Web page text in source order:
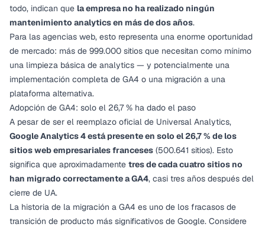
todo, indican que la empresa no ha realizado ningún
mantenimiento analytics en más de dos años.
Para las agencias web, esto representa una enorme oportunidad
de mercado: más de 999.000 sitios que necesitan como mínimo
una limpieza básica de analytics — y potencialmente una
implementación completa de GA4 o una migración a una
plataforma alternativa.
Adopción de GA4: solo el 26,7 % ha dado el paso
A pesar de ser el reemplazo oficial de Universal Analytics,
Google Analytics 4 está presente en solo el 26,7 % de los
sitios web empresariales franceses (500.641 sitios). Esto
significa que aproximadamente tres de cada cuatro sitios no
han migrado correctamente a GA4, casi tres años después del
cierre de UA.
La historia de la migración a GA4 es uno de los fracasos de
transición de producto más significativos de Google. Considere